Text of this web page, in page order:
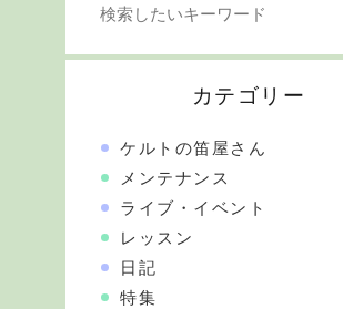
カテゴリー
ケルトの笛屋さん
メンテナンス
ライブ・イベント
レッスン
日記
特集